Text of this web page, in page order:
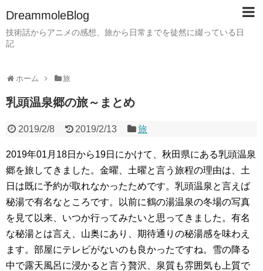
DreammoleBlog
技術話からアニメの感想、旅から日常までを徒然に綴っている日
記
ホーム 旅
乳頭温泉郷の旅～まとめ
2019/2/8 2019/2/13 旅
2019年01月18日から19日にかけて、秋田県にある乳頭温泉
郷を旅してきました。金曜、土曜と言う旅程の理由は、土
日は既に予約が取れなかったためです。乳頭温泉と言えば
秘湯で有名なところです。以前に鶴の湯温泉の冬場の写真
を見て以来、いつか行ってみたいと思ってきました。有名
な秘湯とは言え、山奥にあり、期待通りの秘湯感を味わえ
ます。部屋にテレビがないのも良かったですね。雪の降る
中で露天風呂に浸かると言う贅沢、泉質も雰囲気も上質で